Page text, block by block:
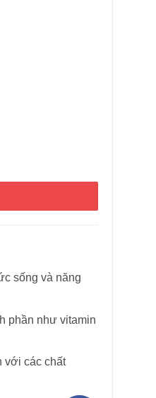
sống và năng
phần như vitamin
với các chất